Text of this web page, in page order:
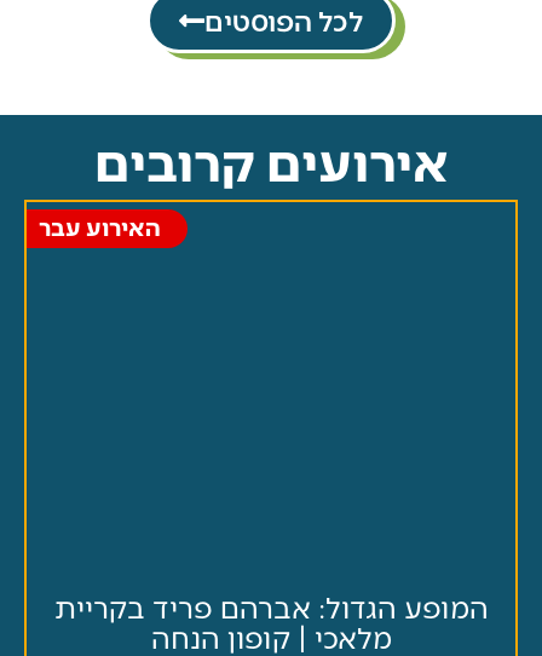
לכל הפוסטים
אירועים קרובים
האירוע עבר
הגדול: אברהם פריד בקריית
מלאכי | קופון הנחה